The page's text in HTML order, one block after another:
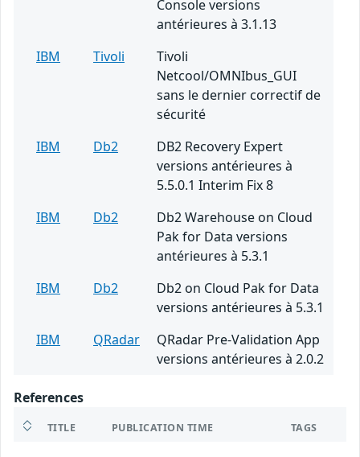
Console versions
antérieures à 3.1.13
IBM
Tivoli
Tivoli
Netcool/OMNIbus_GUI
sans le dernier correctif de
sécurité
IBM
Db2
DB2 Recovery Expert
versions antérieures à
5.5.0.1 Interim Fix 8
IBM
Db2
Db2 Warehouse on Cloud
Pak for Data versions
antérieures à 5.3.1
IBM
Db2
Db2 on Cloud Pak for Data
versions antérieures à 5.3.1
IBM
QRadar
QRadar Pre-Validation App
versions antérieures à 2.0.2
References
TITLE PUBLICATION TIME TAGS